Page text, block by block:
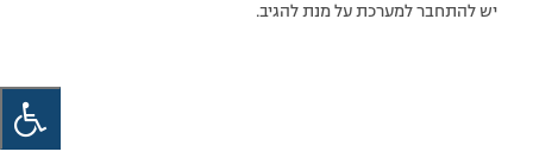
יש להתחבר למערכת על מנת להגיב.